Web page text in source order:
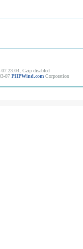
23:04, Gzip disabled
07 PHPWind.com Corporation